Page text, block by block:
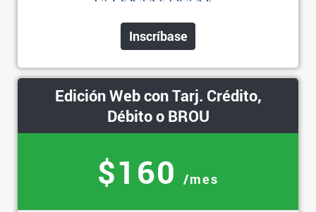
Inscríbase
Edición Web con Tarj. Crédito,
Débito o BROU
$160 /mes